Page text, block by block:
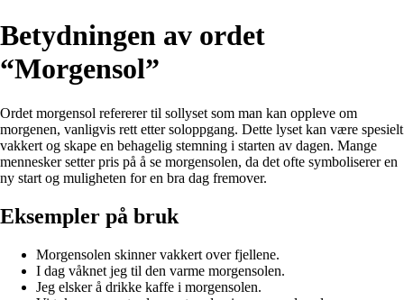
Betydningen av ordet
“Morgensol”
Ordet morgensol refererer til sollyset som man kan oppleve om
morgenen, vanligvis rett etter soloppgang. Dette lyset kan være spesielt
vakkert og skape en behagelig stemning i starten av dagen. Mange
mennesker setter pris på å se morgensolen, da det ofte symboliserer en
ny start og muligheten for en bra dag fremover.
Eksempler på bruk
Morgensolen skinner vakkert over fjellene.
I dag våknet jeg til den varme morgensolen.
Jeg elsker å drikke kaffe i morgensolen.